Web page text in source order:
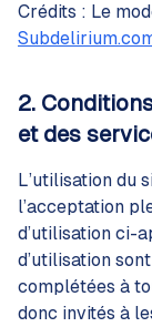
Crédits : Le
2.
et des
L’utilisation du
l’acceptation
d’utilisation ci-
d’utilisation
complétées à
donc invités à